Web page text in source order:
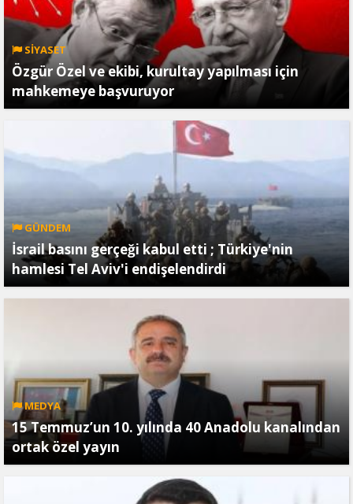
SİYASET
Özgür Özel ve ekibi, kurultay yapılması için
mahkemeye başvuruyor
GÜNDEM
İsrail basını gerçeği kabul etti ; Türkiye'nin
hamlesi Tel Aviv'i endişelendirdi
MEDYA
15 Temmuz’un 10. yılında 40 Anadolu kanalından
ortak özel yayın